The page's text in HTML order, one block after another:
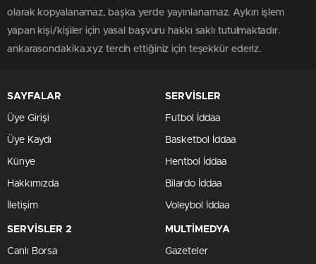
olarak kopyalanamaz, başka yerde yayınlanamaz. Aykırı işlem
yapan kişi/kişiler için yasal başvuru hakkı saklı tutulmaktadır.
ankarasondakika.xyz tercih ettiğiniz için teşekkür ederiz.
SAYFALAR
Üye Girişi
Üye Kaydı
Künye
Hakkımızda
İletişim
SERVİSLER
Futbol İddaa
Basketbol İddaa
Hentbol İddaa
Bilardo İddaa
Voleybol İddaa
SERVİSLER 2
Canlı Borsa
MULTİMEDYA
Gazeteler